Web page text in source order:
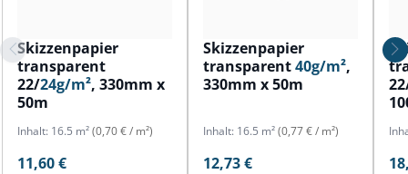
Skizzenpapier
transparent
22/24g/m², 330mm x
50m
Inhalt: 16.5 m²(0,70 € / m²)
11,60 €
Skizzenpapier
transparent40g/m²,
330mm x 50m
Inhalt: 16.5 m²(0,77 € / m²)
12,73 €